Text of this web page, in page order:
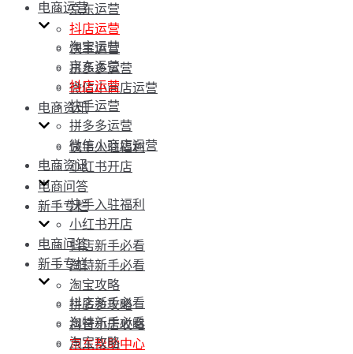
京东运营
抖店运营
快手运营
拼多多运营
微信小商店运营
电商资讯
快手入驻福利
小红书开店
电商问答
新手专栏
抖店新手必看
淘特新手必看
淘宝攻略
拼多多攻略
抖音小店攻略
京东帮助中心
电商运营
淘宝运营
京东运营
抖店运营
快手运营
拼多多运营
微信小商店运营
电商资讯
快手入驻福利
小红书开店
电商问答
新手专栏
抖店新手必看
淘特新手必看
淘宝攻略